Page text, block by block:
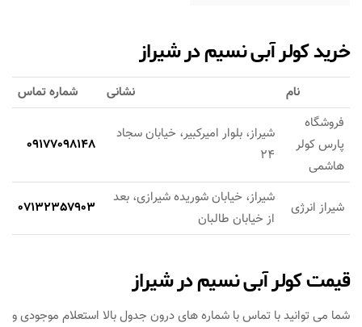
خرید کولر آبی نسیم در شیراز
نام نشانی
شماره تماس
فروشگاه
پارس کولر
هاشمی
شیراز، بلوار امیرکبیر، خیابان سجاد
24
09177098148
شیراز انرژی
شیراز، خیابان شوریده شیرازی، بعد
از خیابان طالبان
07132357903
قیمت کولر آبی نسیم در شیراز
شما می توانید با تماس با شماره های درون جدول بالا استعلام موجودی و